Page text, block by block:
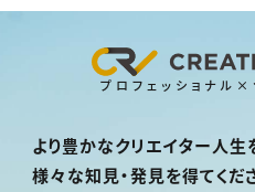
プロフェッショナル
より豊かなクリエイター人生
様々な知見・発見を得てくだ